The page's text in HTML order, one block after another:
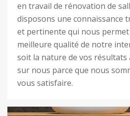
en travail de rénovation de
disposons une connaissance
et pertinente qui nous permet
meilleure qualité de notre
soit la nature de vos résultats
sur nous parce que nous
vous satisfaire.